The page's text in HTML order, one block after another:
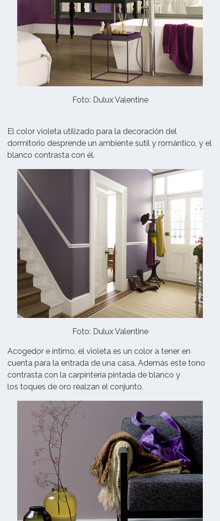
Foto: Dulux Valentine
El color violeta utilizado para la decoración del
dormitorio desprende un ambiente sutil y romántico, y el
blanco contrasta con él.
Foto: Dulux Valentine
Acogedor e íntimo, el violeta es un color a tener en
cuenta para la entrada de una casa. Además este tono
contrasta con la carpintería pintada de blanco y
los toques de oro realzan el conjunto.